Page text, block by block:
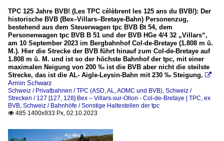
TPC 125 Jahre BVB! (Les TPC célèbrent les 125 ans du BVB!): Der
historische BVB (Bex–Villars–Bretaye-Bahn) Personenzug,
bestehend aus dem Steuerwagen tpc BVB Bt 54, dem
Personenwagen tpc BVB B 51 und der BVB HGe 4/4 32 „Villars“,
am 10 September 2023 im Bergbahnhof Col-de-Bretaye (1.808 m ü.
M.). Hier die Strecke der BVB führt hinauf zum Col-de-Bretaye auf
1.808 m ü. M. und ist so der höchste Bahnhof der tpc, mit einer
maximalen Neigung von 200 ‰ ist die BVB aber nicht die steilste
Strecke, das ist die AL- Aigle-Leysin-Bahn mit 230 ‰ Steigung. 
Armin Schwarz
Schweiz / Privatbahnen / TPC (ASD, AL, AOMC und BVB), Schweiz /
Strecken / 127 [127, 128] Bex – Villars-sur-Ollon - Col-de-Bretaye | TPC, ex
BVB, Schweiz / Bahnhöfe / Sonstige Haltestellen der tpc
 485 1400x933 Px, 02.10.2023